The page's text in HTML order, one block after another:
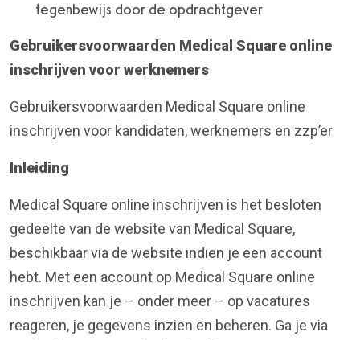
tegenbewijs door de opdrachtgever
Gebruikersvoorwaarden Medical Square online
inschrijven voor werknemers
Gebruikersvoorwaarden Medical Square online
inschrijven voor kandidaten, werknemers en zzp’er
Inleiding
Medical Square online inschrijven is het besloten
gedeelte van de website van Medical Square,
beschikbaar via de website indien je een account
hebt. Met een account op Medical Square online
inschrijven kan je – onder meer – op vacatures
reageren, je gegevens inzien en beheren. Ga je via